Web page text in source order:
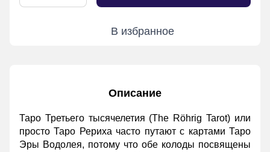
В избранное
Описание
Таро Третьего тысячелетия (The Röhrig Tarot) или
просто Таро Рериха часто путают с картами Таро
Эры Водолея, потому что обе колоды посвящены